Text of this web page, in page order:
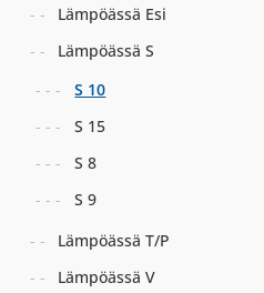
Lämpöässä Esi
Lämpöässä S
S 10
S 15
S 8
S 9
Lämpöässä T/P
Lämpöässä V